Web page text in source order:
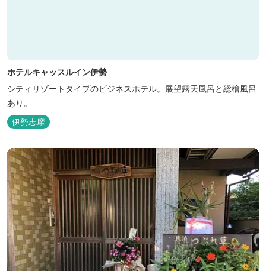
ホテルキャッスルイン伊勢
シティリゾートタイプのビジネスホテル。展望露天風呂と総檜風呂
あり。
伊勢志摩